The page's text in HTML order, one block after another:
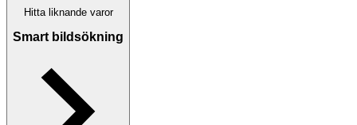
Hitta liknande varor
Smart bildsökning